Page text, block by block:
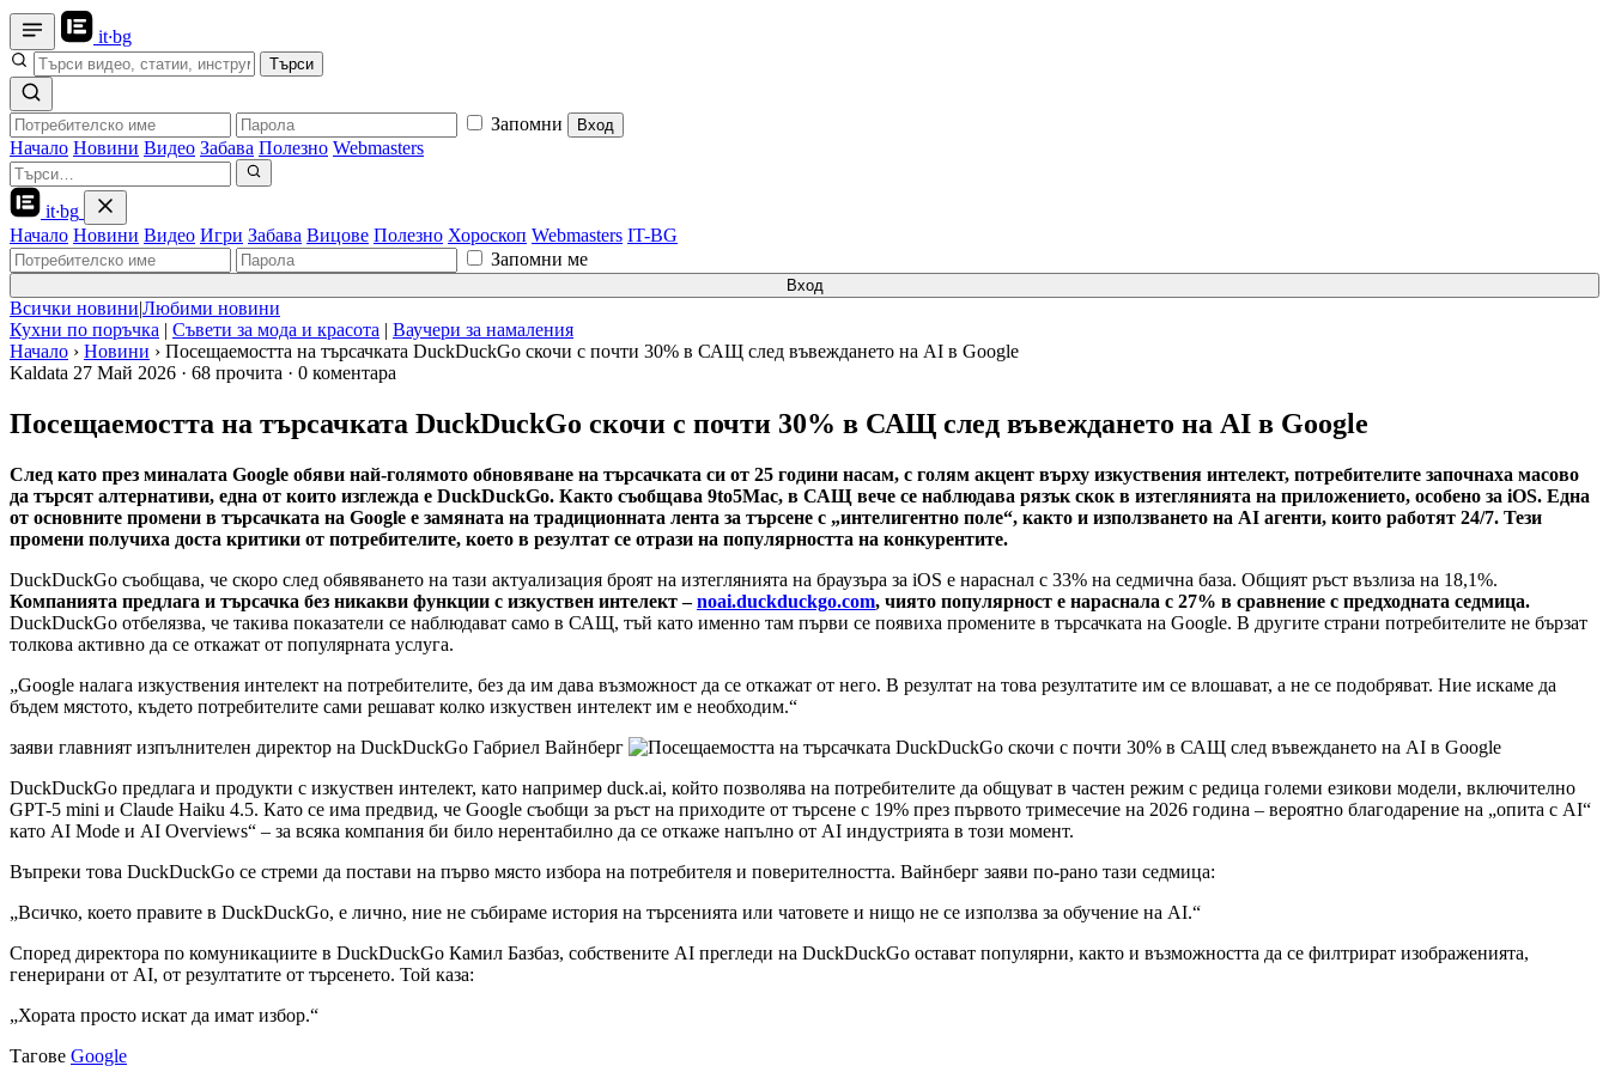
it·bg
Търси
Запомни Вход
Начало Новини Видео Забава Полезно Webmasters
it·bg
Начало Новини Видео Игри Забава Вицове Полезно Хороскоп Webmasters IT-BG
Запомни ме
Вход
Всички новини|Любими новини
Кухни по поръчка | Съвети за мода и красота | Ваучери за намаления
Начало › Новини › Посещаемостта на търсачката DuckDuckGo скочи с почти 30% в САЩ след въвеждането на AI в Google
Kaldata 27 Май 2026 · 68 прочита · 0 коментара
Посещаемостта на търсачката DuckDuckGo скочи с почти 30% в САЩ след въвеждането на AI в Google
След като през миналата Google обяви най-голямото обновяване на търсачката си от 25 години насам, с голям акцент върху изкуствения интелект, потребителите започнаха масово
да търсят алтернативи, една от които изглежда е DuckDuckGo. Както съобщава 9to5Mac, в САЩ вече се наблюдава рязък скок в изтеглянията на приложението, особено за iOS. Една
от основните промени в търсачката на Google е замяната на традиционната лента за търсене с „интелигентно поле“, както и използването на AI агенти, които работят 24/7. Тези
промени получиха доста критики от потребителите, което в резултат се отрази на популярността на конкурентите.
DuckDuckGo съобщава, че скоро след обявяването на тази актуализация броят на изтеглянията на браузъра за iOS е нараснал с 33% на седмична база. Общият ръст възлиза на 18,1%.
Компанията предлага и търсачка без никакви функции с изкуствен интелект –noai.duckduckgo.com, чиято популярност е нараснала с 27% в сравнение с предходната седмица.
DuckDuckGo отбелязва, че такива показатели се наблюдават само в САЩ, тъй като именно там първи се появиха промените в търсачката на Google. В другите страни потребителите не бързат
толкова активно да се откажат от популярната услуга.
„Google налага изкуствения интелект на потребителите, без да им дава възможност да се откажат от него. В резултат на това резултатите им се влошават, а не се подобряват. Ние искаме да
бъдем мястото, където потребителите сами решават колко изкуствен интелект им е необходим.“
заяви главният изпълнителен директор на DuckDuckGo Габриел Вайнберг
DuckDuckGo предлага и продукти с изкуствен интелект, като например duck.ai, който позволява на потребителите да общуват в частен режим с редица големи езикови модели, включително
GPT-5 mini и Claude Haiku 4.5. Като се има предвид, че Google съобщи за ръст на приходите от търсене с 19% през първото тримесечие на 2026 гoдина – вероятно благодарение на „опита с AI“
като AI Mode и AI Overviews“ – за всяка компания би било нерентабилно да се откаже напълно от AI индустрията в този момент.
Въпреки това DuckDuckGo се стреми да постави на първо място избора на потребителя и поверителността. Вайнберг заяви по-рано тази седмица:
„Всичко, което правите в DuckDuckGo, е лично, ние не събираме история на търсенията или чатовете и нищо не се използва за обучение на AI.“
Според директора по комуникациите в DuckDuckGo Камил Базбаз, собствените AI прегледи на DuckDuckGo остават популярни, както и възможността да се филтрират изображенията,
генерирани от AI, от резултатите от търсенето. Той каза:
„Хората просто искат да имат избор.“
Тагове Google